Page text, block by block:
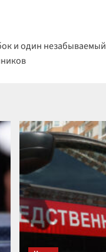
и один незабываемый